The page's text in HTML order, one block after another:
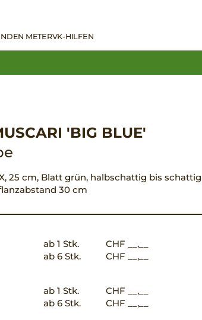
METERVK-HILFEN
'BIG BLUE'
25 cm, Blatt grün, halbschattig bis
30 cm
ab 1 Stk.
CHF __,__
ab 6 Stk.
CHF __,__
ab 1 Stk.
CHF __,__
ab 6 Stk.
CHF __,__